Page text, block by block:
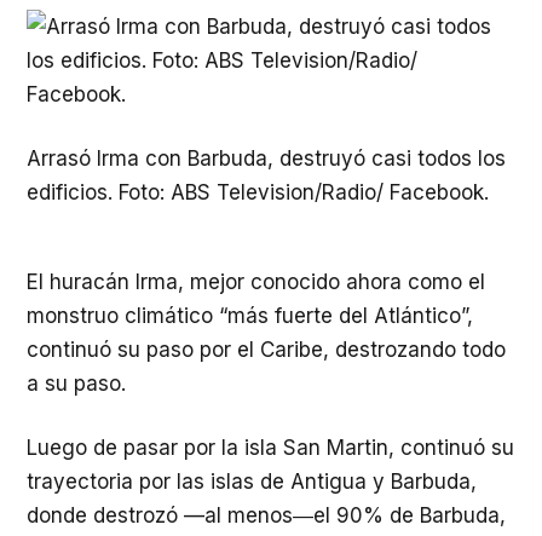
Arrasó Irma con Barbuda, destruyó casi todos los
edificios. Foto: ABS Television/Radio/ Facebook.
El huracán Irma, mejor conocido ahora como el
monstruo climático “más fuerte del Atlántico”,
continuó su paso por el Caribe, destrozando todo
a su paso.
Luego de pasar por la isla San Martin, continuó su
trayectoria por las islas de Antigua y Barbuda,
donde destrozó —al menos―el 90% de Barbuda,